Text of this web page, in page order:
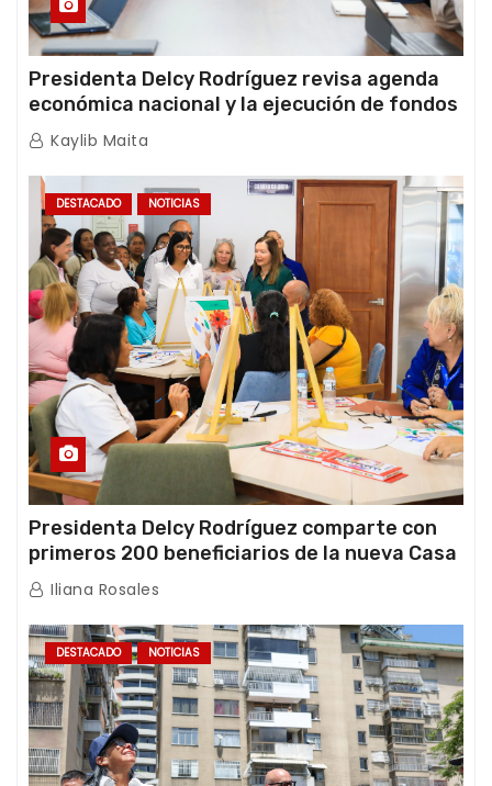
Presidenta Delcy Rodríguez revisa agenda
económica nacional y la ejecución de fondos
de emergencia post-sismos
Kaylib Maita
DESTACADO NOTICIAS
Presidenta Delcy Rodríguez comparte con
primeros 200 beneficiarios de la nueva Casa
de los Abuelos “La Primavera” en Caracas
Iliana Rosales
DESTACADO NOTICIAS